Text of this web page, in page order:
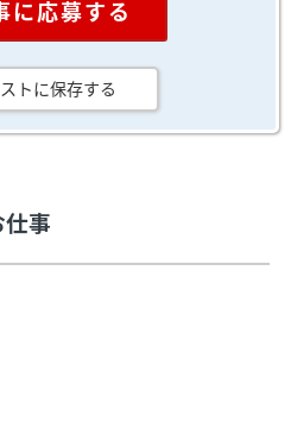
に応募する
トに保存する
仕事